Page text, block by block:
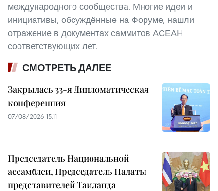
международного сообщества. Многие идеи и
инициативы, обсуждённые на Форуме, нашли
отражение в документах саммитов АСЕАН
соответствующих лет.
СМОТРЕТЬ ДАЛЕЕ
Закрылась 33-я Дипломатическая
конференция
07/08/2026 15:11
Председатель Национальной
ассамблеи, Председатель Палаты
представителей Таиланда